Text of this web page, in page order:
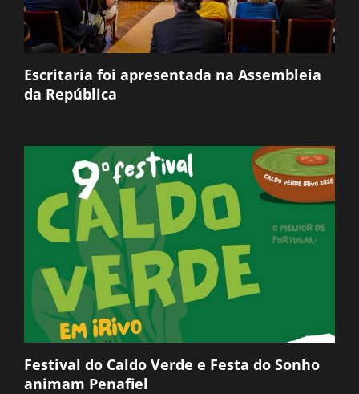
Escritaria foi apresentada na Assembleia
da República
Festival do Caldo Verde e Festa do Sonho
animam Penafiel